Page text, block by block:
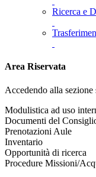
Ricerca e
Area Riservata
Accedendo alla sezione
Modulistica ad uso
Documenti del
Prenotazioni Aule
Inventario
Opportunità di ricerca
Procedure Missioni/